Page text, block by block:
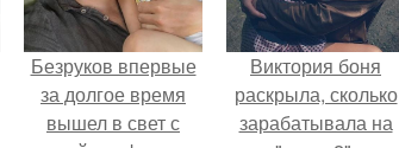
Безруков впервые
за долгое время
вышел в свет с
Виктория боня
раскрыла, сколько
зарабатывала на